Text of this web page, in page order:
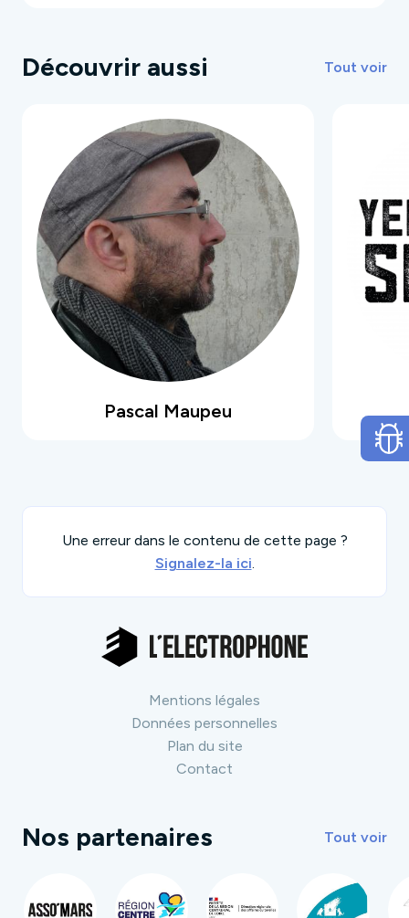
Découvrir aussi Tout voir
Pascal Maupeu
Une erreur dans le contenu de cette page ?
Signalez-la ici.
Mentions légales
Données personnelles
Plan du site
Contact
Nos partenaires Tout voir